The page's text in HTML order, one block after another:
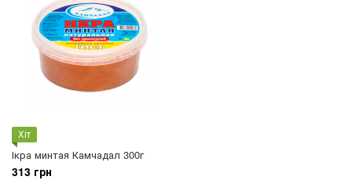
Хіт
Ікра минтая Камчадал 300г
313 грн